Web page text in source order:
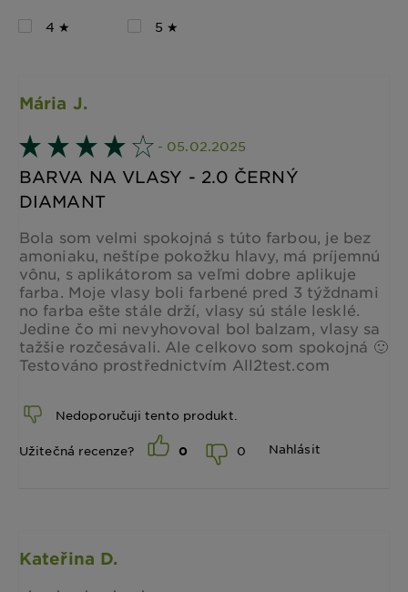
4 ★
5 ★
Mária J.
- 05.02.2025
BARVA NA VLASY - 2.0 ČERNÝ
DIAMANT
Bola som velmi spokojná s túto farbou, je bez
amoniaku, neštípe pokožku hlavy, má príjemnú
vônu, s aplikátorom sa veľmi dobre aplikuje
farba. Moje vlasy boli farbené pred 3 týždnami
no farba ešte stále drží, vlasy sú stále lesklé.
Jedine čo mi nevyhovoval bol balzam, vlasy sa
tažšie rozčesávali. Ale celkovo som spokojná 🙂
Testováno prostřednictvím All2test.com
Nedoporučuji tento produkt.
Užitečná recenze? 0 0 Nahlásit
Kateřina D.